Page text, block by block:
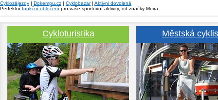
Cyklozájezdy | Dokempu.cz | Cyklobazar| Aktivni dovolená
Perfektní funkční oblečení pro vaše sportovní aktivity, od značky Moira.
Cykloturistika Městská